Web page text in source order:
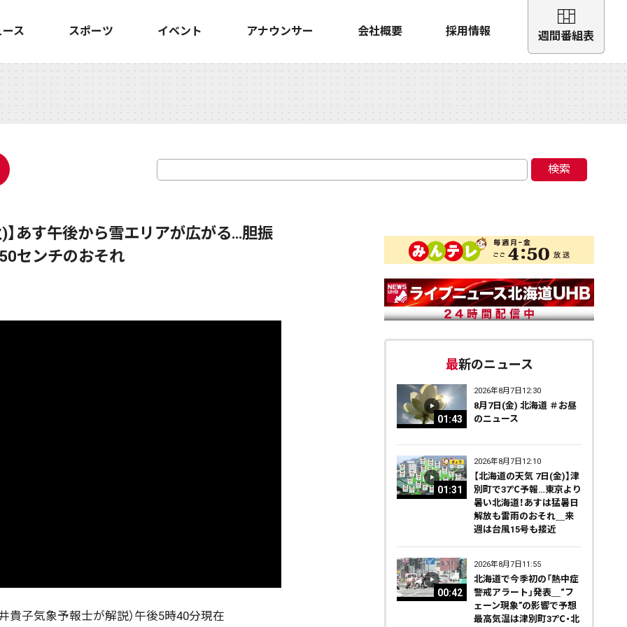
ス スポーツ イベント アナウンサー 会社概要 採用情報 週間番組表
検索
】あす午後から雪エリアが広がる…胆振
センチのおそれ
貴子気象予報士が解説）午後5時40分現在
最新のニュース
01:43
2026年8月7日12:30
8月7日(金) 北海道 ＃お昼
のニュース
01:31
2026年8月7日12:10
【北海道の天気 7日(金)】津
別町で37℃予報…東京より
暑い北海道！あすは猛暑日
解放も雷雨のおそれ＿来
週は台風15号も接近
00:42
2026年8月7日11:55
北海道で今季初の「熱中症
警戒アラート」発表＿“フ
ェーン現象”の影響で予想
最高気温は津別町37℃・北